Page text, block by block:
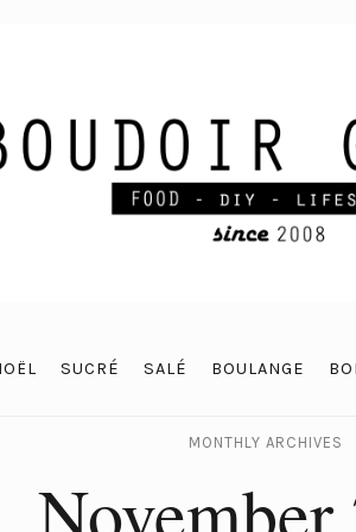
SUCRÉ SALÉ BOULANGE
MONTHLY ARCHIVES
November